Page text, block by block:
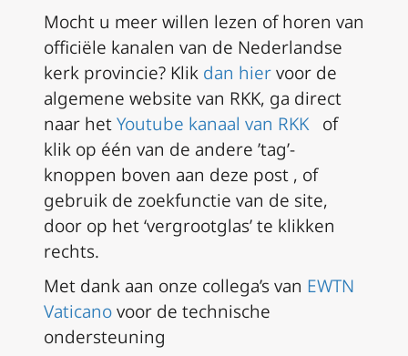
Mocht u meer willen lezen of horen van
officiële kanalen van de Nederlandse
kerk provincie? Klik dan hiervoor de
algemene website van RKK, ga direct
naar hetYoutube kanaal van RKKof
klik op één van de andere ’tag’-
knoppen boven aan deze post , of
gebruik de zoekfunctie van de site,
door op het ‘vergrootglas’ te klikken
rechts.
Met dank aan onze collega’s van EWTN
Vaticanovoor de technische
ondersteuning